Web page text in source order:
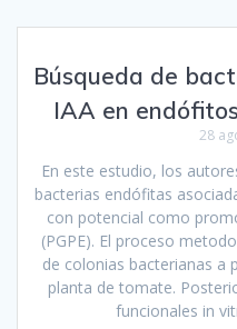
Búsqueda de
IAA en
28
En este estudio, los
bacterias endófitas
con potencial como
(PGPE). El proceso
de colonias bacterianas a
planta de tomate.
funcionales in